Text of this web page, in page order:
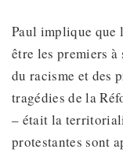
Paul implique que
être les premiers à
du racisme et des
tragédies de la
– était la
protestantes sont